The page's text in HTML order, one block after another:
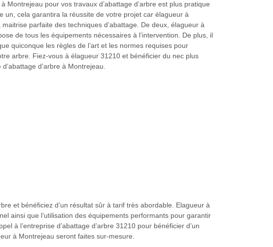
Montrejeau pour vos travaux d’abattage d’arbre est plus pratique
un, cela garantira la réussite de votre projet car élagueur à
parfaite des techniques d’abattage. De deux, élagueur à
de tous les équipements nécessaires à l’intervention. De plus, il
quiconque les règles de l’art et les normes requises pour
arbre. Fiez-vous à élagueur 31210 et bénéficier du nec plus
d’arbre à Montrejeau.
et bénéficiez d’un résultat sûr à tarif très abordable. Elagueur à
ainsi que l’utilisation des équipements performants pour garantir
à l’entreprise d’abattage d’arbre 31210 pour bénéficier d’un
à Montrejeau seront faites sur-mesure.